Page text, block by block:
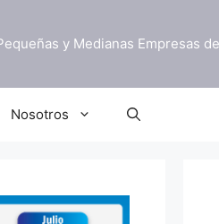
y Medianas Empresas
Nosotros